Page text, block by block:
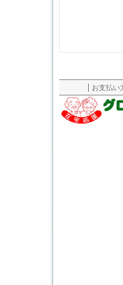
お支払い